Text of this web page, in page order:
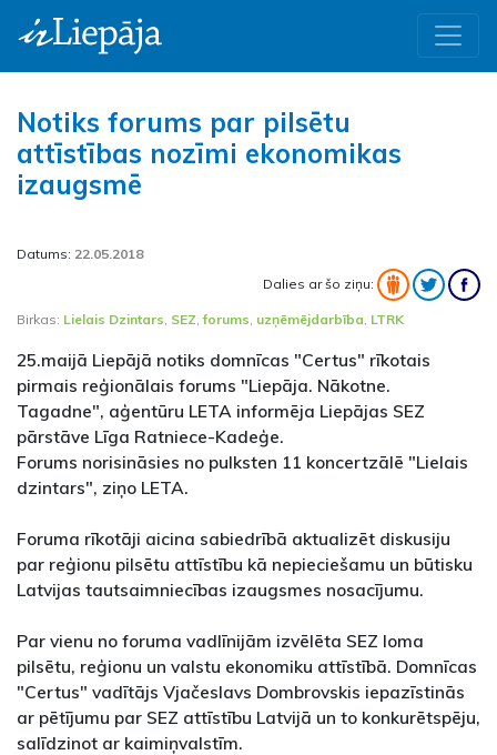
Notiks forums par pilsētu
attīstības nozīmi ekonomikas
izaugsmē
Datums: 22.05.2018
Dalies ar šo ziņu:
Birkas: Lielais Dzintars SEZ ,forums uzņēmējdarbība LTRK
25.maijā Liepājā notiks domnīcas "Certus" rīkotais
pirmais reģionālais forums "Liepāja. Nākotne.
Tagadne", aģentūru LETA informēja Liepājas SEZ
pārstāve Līga Ratniece-Kadeģe.
Forums norisināsies no pulksten 11 koncertzālē "Lielais
dzintars", ziņo LETA.
Foruma rīkotāji aicina sabiedrībā aktualizēt diskusiju
par reģionu pilsētu attīstību kā nepieciešamu un būtisku
Latvijas tautsaimniecības izaugsmes nosacījumu.
Par vienu no foruma vadlīnijām izvēlēta SEZ loma
pilsētu, reģionu un valstu ekonomiku attīstībā. Domnīcas
"Certus" vadītājs Vjačeslavs Dombrovskis iepazīstinās
ar pētījumu par SEZ attīstību Latvijā un to konkurētspēju,
salīdzinot ar kaimiņvalstīm.